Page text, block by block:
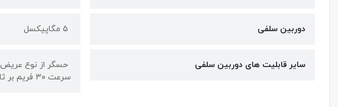
دوربین سلفی ۵ مگاپیکسل
سایر قابلیت های دوربین سلفی
سرعت ۳۰ فریم بر ثانیه